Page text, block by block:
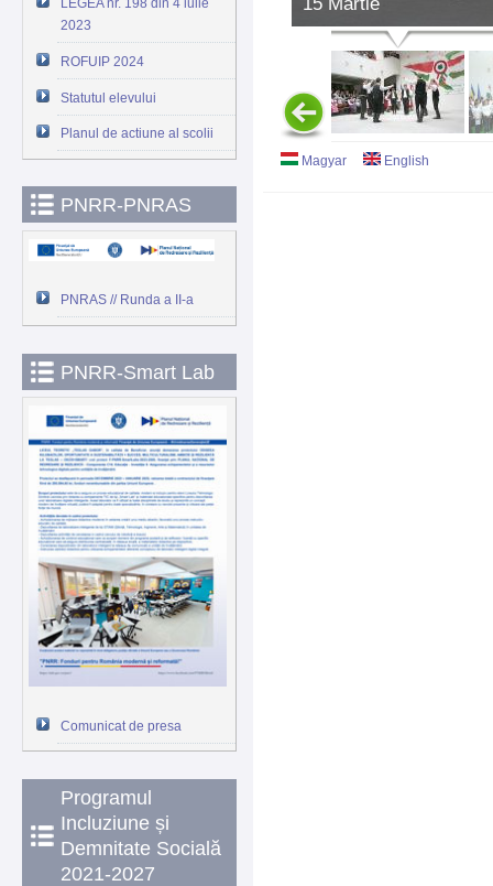
LEGEA nr. 198 din 4 iulie
2023
ROFUIP 2024
Statutul elevului
Planul de actiune al scolii
PNRR-PNRAS
PNRAS // Runda a II-a
PNRR-Smart Lab
Comunicat de presa
Programul
Incluziune și
Demnitate Socială
2021-2027
Magyar English